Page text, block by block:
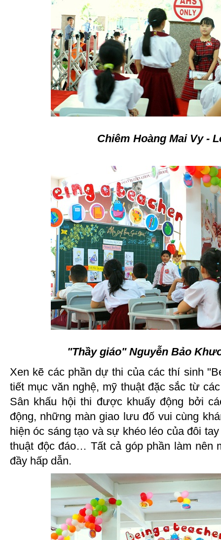
Chiêm Hoàng Mai Vy -
"Thầy giáo" Nguyễn Bảo
Xen kẽ các phần dự thi của các thí sinh
tiết mục văn nghệ, mỹ thuật đặc sắc từ
Sân khấu hội thi được khuấy động bởi
động, những màn giao lưu đố vui cùng
hiện óc sáng tạo và sự khéo léo của đôi
thuật độc đáo… Tất cả góp phần làm nên
đầy hấp dẫn.